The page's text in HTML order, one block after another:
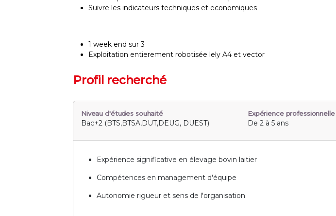
Suivre les indicateurs techniques et economiques
1 week end sur 3
Exploitation entierement robotisée lely A4 et vector
Profil recherché
Niveau d'études souhaité
Bac+2 (BTS,BTSA,DUT,DEUG, DUEST)
Expérience professionnelle
De 2 à 5 ans
Expérience significative en élevage bovin laitier
Compétences en management d'équipe
Autonomie rigueur et sens de l'organisation